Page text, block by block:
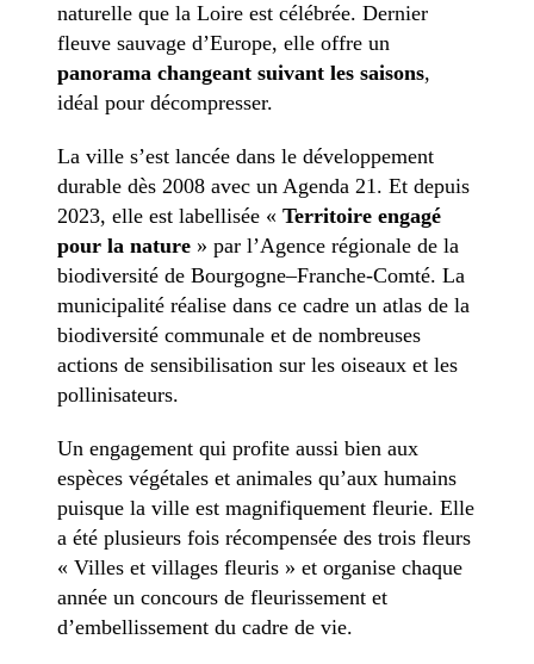
naturelle que la Loire est célébrée. Dernier
fleuve sauvage d’Europe, elle offre un
panorama changeant suivant les saisons,
idéal pour décompresser.
La ville s’est lancée dans le développement
durable dès 2008 avec un Agenda 21. Et depuis
2023, elle est labellisée « Territoire engagé
pour la nature» par l’Agence régionale de la
biodiversité de Bourgogne–Franche-Comté. La
municipalité réalise dans ce cadre un atlas de la
biodiversité communale et de nombreuses
actions de sensibilisation sur les oiseaux et les
pollinisateurs.
Un engagement qui profite aussi bien aux
espèces végétales et animales qu’aux humains
puisque la ville est magnifiquement fleurie. Elle
a été plusieurs fois récompensée des trois fleurs
« Villes et villages fleuris » et organise chaque
année un concours de fleurissement et
d’embellissement du cadre de vie.